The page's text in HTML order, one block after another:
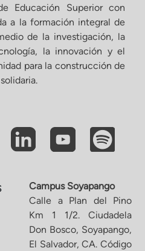
Educación Superior con
a la formación integral de
de la investigación, la
la innovación y el
para la construcción de
Campus Soyapango
Calle a Plan del Pino
Km 1 1/2. Ciudadela
Don Bosco, Soyapango,
El Salvador, CA. Código